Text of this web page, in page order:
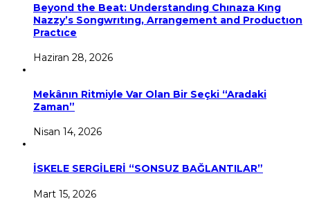
Beyond the Beat: Understandıng Chınaza Kıng
Nazzy’s Songwrıtıng, Arrangement and Productıon
Practıce
Haziran 28, 2026
Mekânın Ritmiyle Var Olan Bir Seçki “Aradaki
Zaman”
Nisan 14, 2026
İSKELE SERGİLERİ “SONSUZ BAĞLANTILAR”
Mart 15, 2026